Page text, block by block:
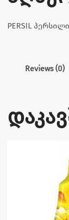
PERSIL
Reviews (0)